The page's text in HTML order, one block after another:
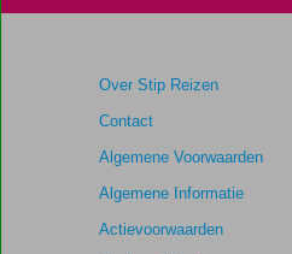
Over Stip Reizen
Contact
Algemene Voorwaarden
Algemene Informatie
Actievoorwaarden